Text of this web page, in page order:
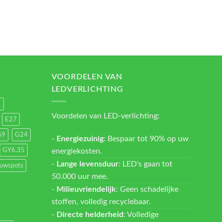
E27
G24
GY6.35
VOORDELEN VAN
LEDVERLICHTING
Voordelen van LED-verlichting:
- Energiezuinig: Bespaar tot 90% op uw
energiekosten.
- Lange levensduur: LED's gaan tot
50.000 uur mee.
- Milieuvriendelijk: Geen schadelijke
stoffen, volledig recyclebaar.
- Directe helderheid : Volledige